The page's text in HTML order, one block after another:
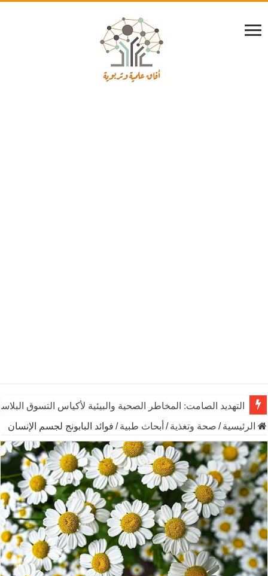
التهديد الصامت: المخاطر الصحية والبيئية لأكياس التسوق
الرئيسية / صحة وتغذية / أبحاث طبية / فوائد البابونج لجسم الإنسان